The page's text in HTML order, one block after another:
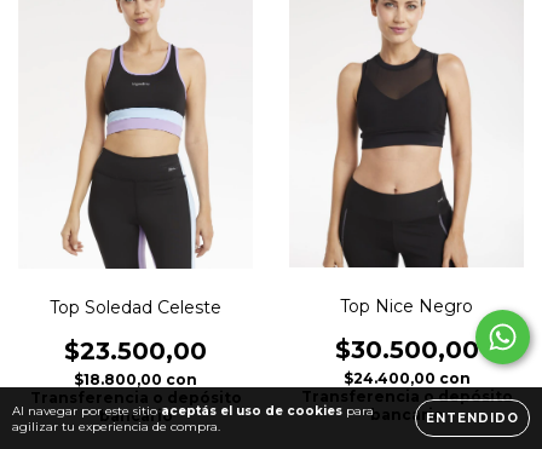
Al navegar por este sitioaceptás el uso de cookies para
agilizar tu experiencia de compra.
ENTENDIDO
Top Soledad Celeste
$23.500,00
$18.800,00 con
Transferencia o depósito
bancario
Top Nice Negro
$30.500,00
$24.400,00 con
Transferencia o depósito
bancario